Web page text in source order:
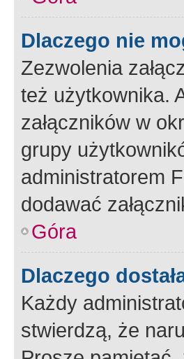
Dlaczego nie
Zezwolenia
też użytkownika.
załączników w
grupy
administratorem
dodawać
Góra
Dlaczego
Każdy
stwierdzą, że